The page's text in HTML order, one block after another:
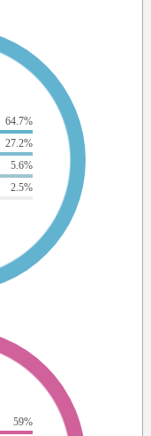
64.7%
27.2%
5.6%
2.5%
59%